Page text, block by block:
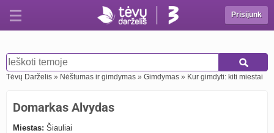
Prisijunk
Tėvų Darželis » Nėštumas ir gimdymas » Gimdymas » Kur gimdyti: kiti miestai
Domarkas Alvydas
Miestas: Šiauliai